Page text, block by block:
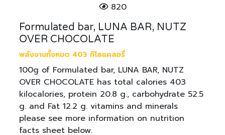
820
Formulated bar, LUNA BAR, NUTZ
OVER CHOCOLATE
พลังงานทั้งหมด 403 กิโลแคลอรี่
100g of Formulated bar, LUNA BAR, NUTZ
OVER CHOCOLATE has total calories 403
kilocalories, protein 20.8 g., carbohydrate 52.5
g. and Fat 12.2 g. vitamins and minerals
please see more information on nutrition
facts sheet below.